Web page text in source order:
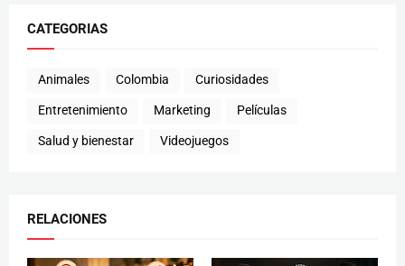
CATEGORIAS
Animales Colombia Curiosidades
Entretenimiento Marketing Películas
Salud y bienestar Videojuegos
RELACIONES